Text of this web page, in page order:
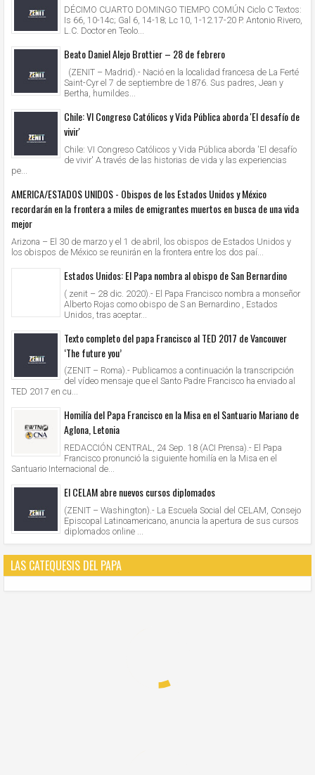
DÉCIMO CUARTO DOMINGO TIEMPO COMÚN Ciclo C Textos:
Is 66, 10-14c; Gal 6, 14-18; Lc 10, 1-12.17-20 P. Antonio Rivero,
L.C. Doctor en Teolo...
Beato Daniel Alejo Brottier – 28 de febrero
(ZENIT – Madrid).- Nació en la localidad francesa de La Ferté
Saint-Cyr el 7 de septiembre de 1876. Sus padres, Jean y
Bertha, humildes...
Chile: VI Congreso Católicos y Vida Pública aborda 'El desafío de
vivir'
Chile: VI Congreso Católicos y Vida Pública aborda 'El desafío
de vivir' A través de las historias de vida y las experiencias
pe...
AMERICA/ESTADOS UNIDOS - Obispos de los Estados Unidos y México
recordarán en la frontera a miles de emigrantes muertos en busca de una vida
mejor
Arizona – El 30 de marzo y el 1 de abril, los obispos de Estados Unidos y
los obispos de México se reunirán en la frontera entre los dos paí...
Estados Unidos: El Papa nombra al obispo de San Bernardino
( zenit – 28 dic. 2020).- El Papa Francisco nombra a monseñor
Alberto Rojas como obispo de S an Bernardino , Estados
Unidos, tras aceptar...
Texto completo del papa Francisco al TED 2017 de Vancouver
‘The future you’
(ZENIT – Roma).- Publicamos a continuación la transcripción
del vídeo mensaje que el Santo Padre Francisco ha enviado al
TED 2017 en cu...
Homilía del Papa Francisco en la Misa en el Santuario Mariano de
Aglona, Letonia
REDACCIÓN CENTRAL, 24 Sep. 18 (ACI Prensa).- El Papa
Francisco pronunció la siguiente homilía en la Misa en el
Santuario Internacional de...
El CELAM abre nuevos cursos diplomados
(ZENIT – Washington).- La Escuela Social del CELAM, Consejo
Episcopal Latinoamericano, anuncia la apertura de sus cursos
diplomados online ...
LAS CATEQUESIS DEL PAPA